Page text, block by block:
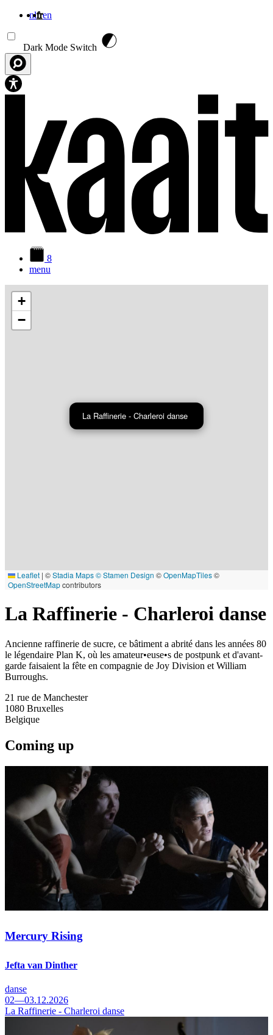
nlfren
Dark Mode Switch
8
menu
La Raffinerie - Charleroi danse
+
−
Leaflet | ©Stadia Maps© Stamen Design ©OpenMapTiles©
OpenStreetMapcontributors
La Raffinerie - Charleroi danse
Ancienne raffinerie de sucre, ce bâtiment a abrité dans les années 80
le légendaire Plan K, où les amateur•euse•s de postpunk et d'avant-
garde faisaient la fête en compagnie de Joy Division et William
Burroughs.
21 rue de Manchester
1080 Bruxelles
Belgique
Coming up
Mercury Rising
Jefta van Dinther
danse
02—03.12.2026
La Raffinerie - Charleroi danse